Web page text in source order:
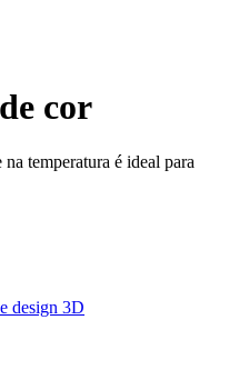
cor
temperatura é ideal para
design 3D